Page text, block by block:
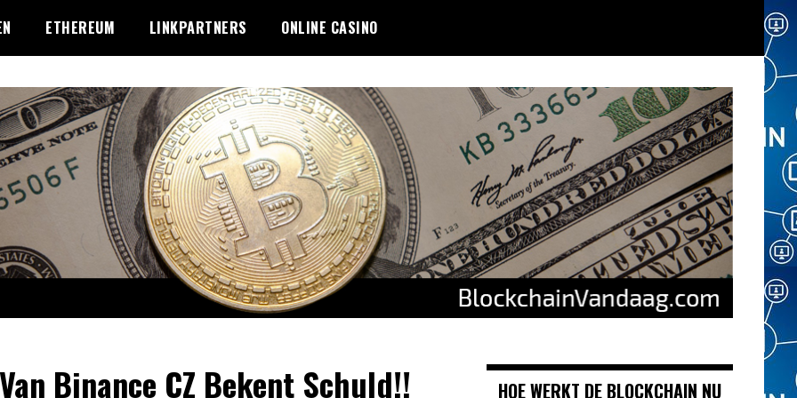
ETHEREUM LINKPARTNERS ONLINE CASINO
Binance CZ Bekent Schuld!!
HOE WERKT DE BLOCKCHAIN NU